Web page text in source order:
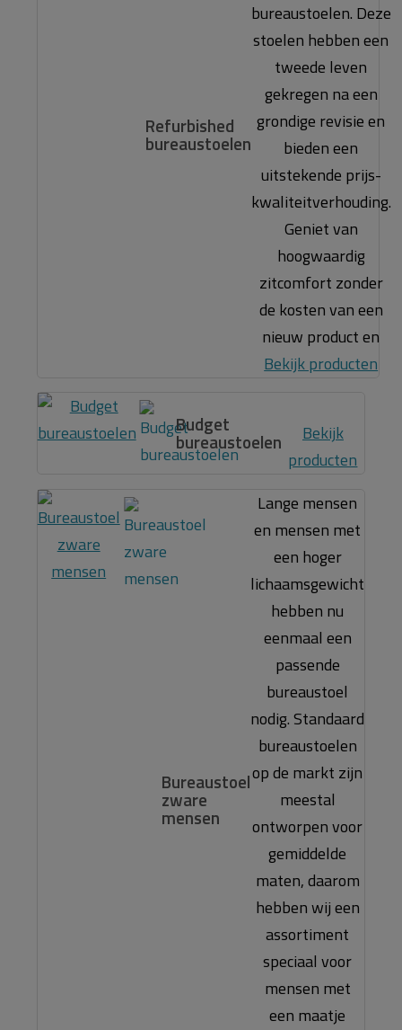
Refurbished
bureaustoelen
bureaustoelen. Deze
stoelen hebben een
tweede leven
gekregen na een
grondige revisie en
bieden een
uitstekende prijs-
kwaliteitverhouding.
Geniet van
hoogwaardig
zitcomfort zonder
de kosten van een
nieuw product en
Bekijk producten
Budget
bureaustoelen
Bekijk
producten
Bureaustoel
zware
mensen
Lange mensen
en mensen met
een hoger
lichaamsgewicht
hebben nu
eenmaal een
passende
bureaustoel
nodig. Standaard
bureaustoelen
op de markt zijn
meestal
ontworpen voor
gemiddelde
maten, daarom
hebben wij een
assortiment
speciaal voor
mensen met
een maatje